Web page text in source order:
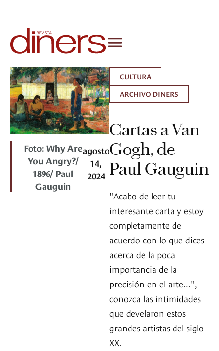
Foto: Why Are
You Angry?/
1896/ Paul
Gauguin
agosto
14,
2024
CULTURA
ARCHIVO DINERS
Cartas a Van
Gogh, de
Paul Gauguin
"Acabo de leer tu
interesante carta y estoy
completamente de
acuerdo con lo que dices
acerca de la poca
importancia de la
precisión en el arte...",
conozca las intimidades
que develaron estos
grandes artistas del siglo
XX.